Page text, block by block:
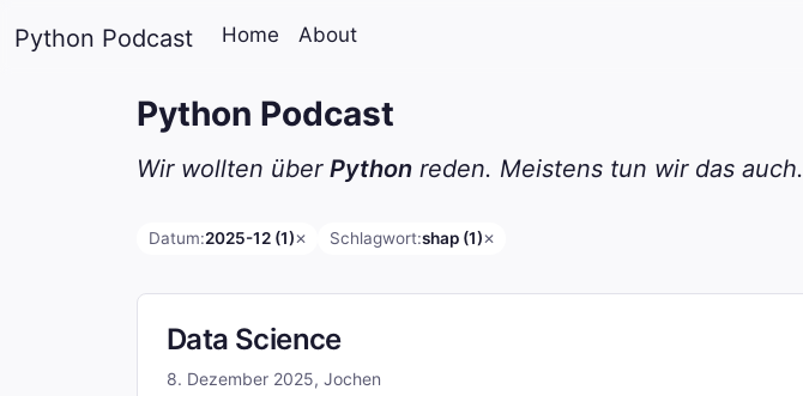
Python Podcast Home About
Python Podcast
Wir wollten über Python reden. Meistens tun wir das auch.
Datum:2025-12 (1)✕ Schlagwort:shap (1)✕
Data Science
8. Dezember 2025, Jochen